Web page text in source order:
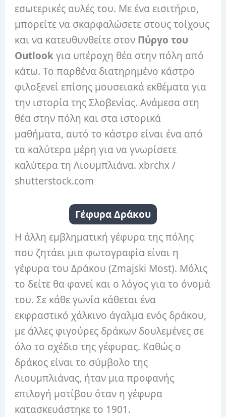
εσωτερικές αυλές του. Με ένα εισιτήριο,
μπορείτε να σκαρφαλώσετε στους τοίχους
και να κατευθυνθείτε στον Πύργο του
Outlookγια υπέροχη θέα στην πόλη από
κάτω. Το παρθένα διατηρημένο κάστρο
φιλοξενεί επίσης μουσειακά εκθέματα για
την ιστορία της Σλοβενίας. Ανάμεσα στη
θέα στην πόλη και στα ιστορικά
μαθήματα, αυτό το κάστρο είναι ένα από
τα καλύτερα μέρη για να γνωρίσετε
καλύτερα τη Λιουμπλιάνα. xbrchx /
shutterstock.com
Γέφυρα Δράκου
Η άλλη εμβληματική γέφυρα της πόλης
που ζητάει μια φωτογραφία είναι η
γέφυρα του Δράκου (Zmajski Most). Μόλις
το δείτε θα φανεί και ο λόγος για το όνομά
του. Σε κάθε γωνία κάθεται ένα
εκφραστικό χάλκινο άγαλμα ενός δράκου,
με άλλες φιγούρες δράκων δουλεμένες σε
όλο το σχέδιο της γέφυρας. Καθώς ο
δράκος είναι το σύμβολο της
Λιουμπλιάνας, ήταν μια προφανής
επιλογή μοτίβου όταν η γέφυρα
κατασκευάστηκε το 1901.